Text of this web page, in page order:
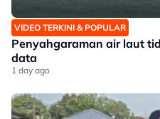
VIDEO TERKINI & POPULAR
Penyahgaraman air laut
data
1 day ago